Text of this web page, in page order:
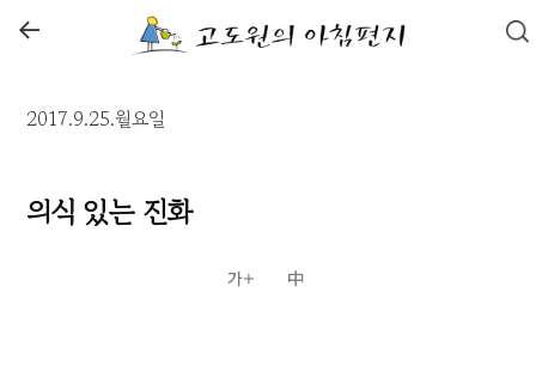
←
2017.9.25.월요일
의식 있는 진화